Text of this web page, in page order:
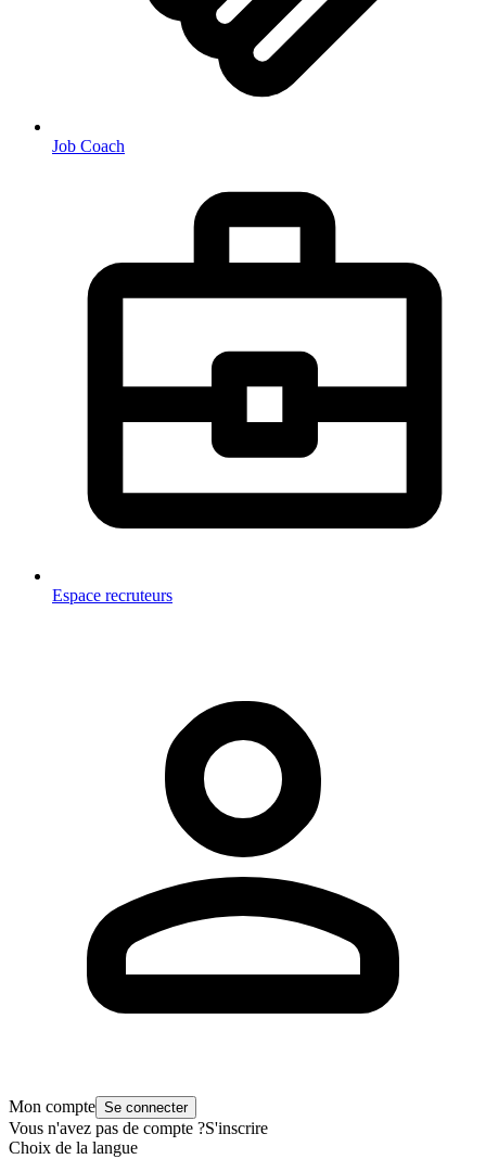
Job Coach
Espace recruteurs
Mon compte Se connecter
Vous n'avez pas de compte ?S'inscrire
Choix de la langue